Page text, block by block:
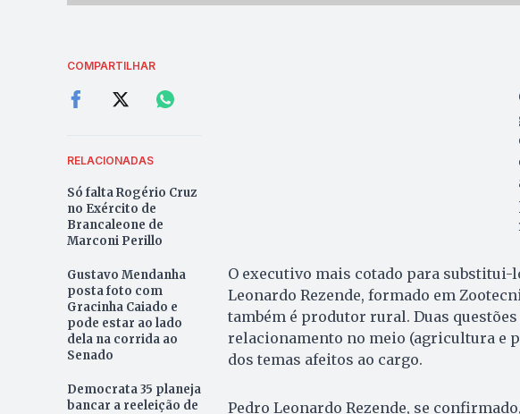
COMPARTILHAR
RELACIONADAS
Só falta Rogério Cruz
no Exército de
Brancaleone de
Marconi Perillo
Gustavo Mendanha
posta foto com
Gracinha Caiado e
pode estar ao lado
dela na corrida ao
Senado
Democrata 35 planeja
bancar a reeleição de
O executivo mais cotado para substitui-
Leonardo Rezende, formado em
também é produtor rural. Duas questões
relacionamento no meio (agricultura e
dos temas afeitos ao cargo.
Pedro Leonardo Rezende, se